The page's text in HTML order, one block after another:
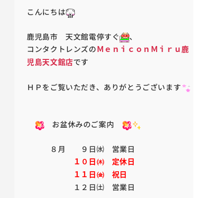
こんにちは
鹿児島市 天文館電停すぐ
、
コンタクトレンズのＭｅｎｉｃｏｎＭｉｒｕ鹿
児島天文館店です
ＨＰをご覧いただき、ありがとうございます
お盆休みのご案内
８月 ９日㈬ 営業日
１０日㈭ 定休日
１１日㈮ 祝日
１２日㈯ 営業日